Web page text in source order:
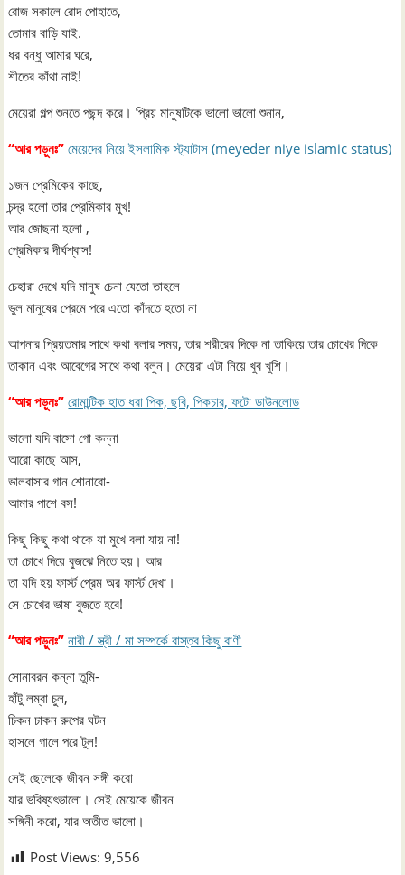
রোজ সকালে রোদ পোহাতে,
তোমার বাড়ি যাই.
ধর বন্ধু আমার ঘরে,
শীতের কাঁথা নাই!
মেয়েরা গল্প শুনতে পছন্দ করে। প্রিয় মানুষটিকে ভালো ভালো শুনান,
“আর পড়ুনঃ” মেয়েদের নিয়ে ইসলামিক স্ট্যাটাস (meyeder niye islamic status)
১জন প্রেমিকের কাছে,
চন্দ্র হলো তার প্রেমিকার মুখ!
আর জোছনা হলো ,
প্রেমিকার দীর্ঘশ্বাস!
চেহারা দেখে যদি মানুষ চেনা যেতো তাহলে
ভুল মানুষের প্রেমে পরে এতো কাঁদতে হতো না
আপনার প্রিয়তমার সাথে কথা বলার সময়, তার শরীরের দিকে না তাকিয়ে তার চোখের দিকে
তাকান এবং আবেগের সাথে কথা বলুন। মেয়েরা এটা নিয়ে খুব খুশি।
“আর পড়ুনঃ” রোমান্টিক হাত ধরা পিক, ছবি, পিকচার, ফটো ডাউনলোড
ভালো যদি বাসো গো কন্না
আরো কাছে আস,
ভালবাসার গান শোনাবো-
আমার পাশে বস!
কিছু কিছু কথা থাকে যা মুখে বলা যায় না!
তা চোখে দিয়ে বুজঝে নিতে হয়। আর
তা যদি হয় ফার্স্ট প্রেম অর ফার্স্ট দেখা।
সে চোখের ভাষা বুজতে হবে!
“আর পড়ুনঃ” নারী / স্ত্রী / মা সম্পর্কে বাস্তব কিছু বাণী
সোনাবরন কন্না তুমি-
হাঁটু লম্বা চুল,
চিকন চাকন রুপের ঘটন
হাসলে গালে পরে টুল!
সেই ছেলেকে জীবন সঙ্গী করো
যার ভবিষ্যৎভালো। সেই মেয়েকে জীবন
সঙ্গিনী করো, যার অতীত ভালো।
Post Views: 9,556